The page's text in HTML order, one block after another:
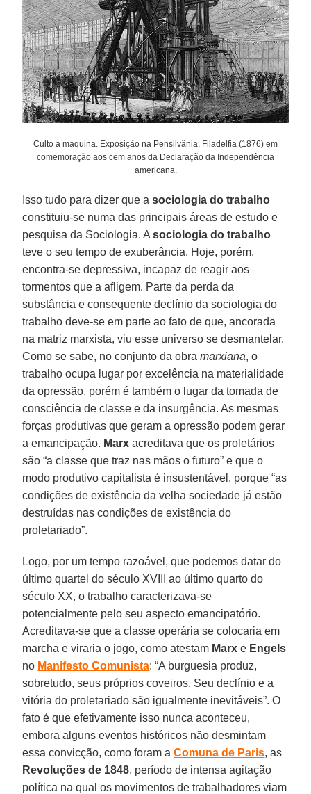
Culto a maquina. Exposição na Pensilvânia, Filadelfia (1876) em
comemoração aos cem anos da Declaração da Independência
americana.
Isso tudo para dizer que asociologia do trabalho
constituiu-se numa das principais áreas de estudo e
pesquisa da Sociologia. Asociologia do trabalho
teve o seu tempo de exuberância. Hoje, porém,
encontra-se depressiva, incapaz de reagir aos
tormentos que a afligem. Parte da perda da
substância e consequente declínio da sociologia do
trabalho deve-se em parte ao fato de que, ancorada
na matriz marxista, viu esse universo se desmantelar.
Como se sabe, no conjunto da obramarxiana, o
trabalho ocupa lugar por excelência na materialidade
da opressão, porém é também o lugar da tomada de
consciência de classe e da insurgência. As mesmas
forças produtivas que geram a opressão podem gerar
a emancipação. Marx acreditava que os proletários
são “a classe que traz nas mãos o futuro” e que o
modo produtivo capitalista é insustentável, porque “as
condições de existência da velha sociedade já estão
destruídas nas condições de existência do
proletariado”.
Logo, por um tempo razoável, que podemos datar do
último quartel do século XVIII ao último quarto do
século XX, o trabalho caracterizava-se
potencialmente pelo seu aspecto emancipatório.
Acreditava-se que a classe operária se colocaria em
marcha e viraria o jogo, como atestam Marx e Engels
no Manifesto Comunista: “A burguesia produz,
sobretudo, seus próprios coveiros. Seu declínio e a
vitória do proletariado são igualmente inevitáveis”. O
fato é que efetivamente isso nunca aconteceu,
embora alguns eventos históricos não desmintam
essa convicção, como foram aComuna de Paris, as
Revoluções de 1848, período de intensa agitação
política na qual os movimentos de trabalhadores viam